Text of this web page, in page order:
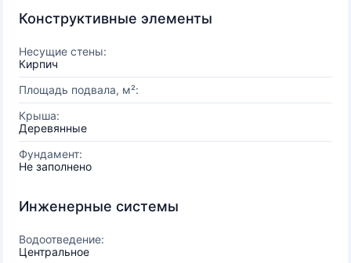
Конструктивные элементы
Несущие стены:
Кирпич
Площадь подвала, м²:
Крыша:
Деревянные
Фундамент:
Не заполнено
Инженерные системы
Водоотведение:
Центральное